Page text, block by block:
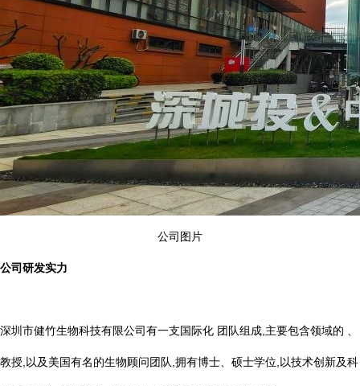
公司图片
公司研发实力
深圳市健竹生物科技有限公司有一支国际化 团队组成,主要包含领域的 、
教授,以及美国有名的生物顾问团队,拥有博士、硕士学位,以技术创新及科